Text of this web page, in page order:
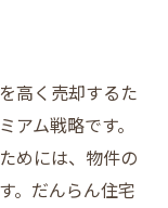
高く売却するた
ム戦略です。
めには、物件の
。だんらん住宅